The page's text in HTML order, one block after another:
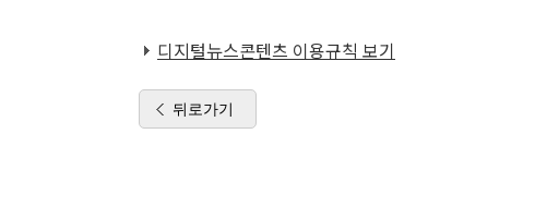
디지털뉴스콘텐츠 이용규칙 보기
뒤로가기